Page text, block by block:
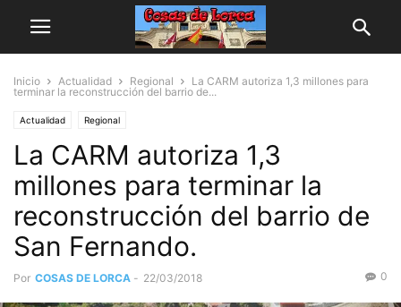
Inicio Actualidad Regional
La CARM autoriza 1,3 millones para
terminar la reconstrucción del barrio de...
Actualidad Regional
La CARM autoriza 1,3
millones para terminar la
reconstrucción del barrio de
San Fernando.
Por COSAS DE LORCA - 22/03/2018 0